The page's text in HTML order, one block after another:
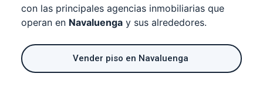
con las principales agencias inmobiliarias que
operan en Navaluenga y sus alrededores.
Vender piso en Navaluenga